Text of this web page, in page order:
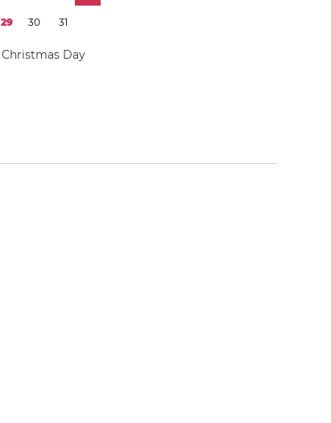
29 30 31
Christmas Day